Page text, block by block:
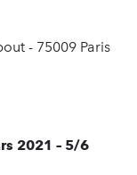
- 75009 Paris
2021 – 5/6